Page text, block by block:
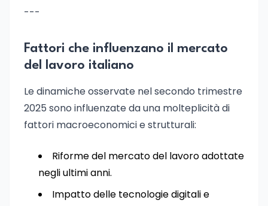
---
Fattori che influenzano il mercato
del lavoro italiano
Le dinamiche osservate nel secondo trimestre
2025 sono influenzate da una molteplicità di
fattori macroeconomici e strutturali:
Riforme del mercato del lavoro adottate
negli ultimi anni.
Impatto delle tecnologie digitali e